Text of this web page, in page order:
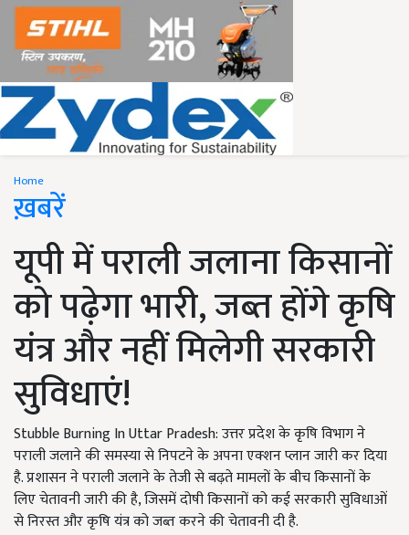
Home
ख़बरें
यूपी में पराली जलाना किसानों
को पढ़ेगा भारी, जब्त होंगे कृषि
यंत्र और नहीं मिलेगी सरकारी
सुविधाएं!
Stubble Burning In Uttar Pradesh: उत्तर प्रदेश के कृषि विभाग ने
पराली जलाने की समस्या से निपटने के अपना एक्शन प्लान जारी कर दिया
है. प्रशासन ने पराली जलाने के तेजी से बढ़ते मामलों के बीच किसानों के
लिए चेतावनी जारी की है, जिसमें दोषी किसानों को कई सरकारी सुविधाओं
से निरस्त और कृषि यंत्र को जब्त करने की चेतावनी दी है.